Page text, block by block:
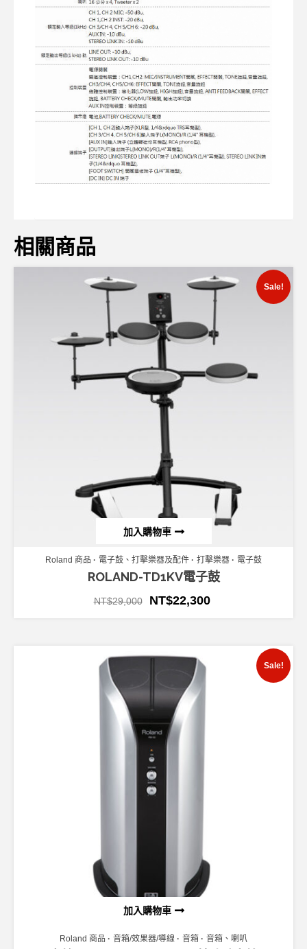
相關商品
加入購物車
Sale!
Roland 商品 電子鼓、打擊樂器及配件 打擊樂器 電子鼓
ROLAND-TD1KV電子鼓
NT$29,000 NT$22,300
加入購物車
Sale!
Roland 商品 音箱/效果器/導線 音箱 音箱、喇叭